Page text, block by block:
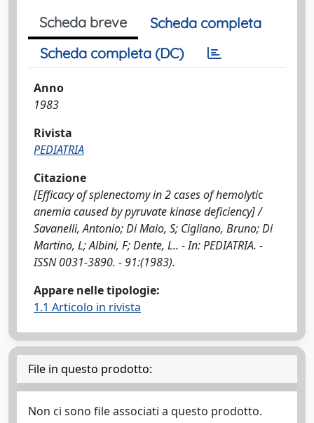
Scheda breve
Scheda completa
Scheda completa (DC)
Anno
1983
Rivista
PEDIATRIA
Citazione
[Efficacy of splenectomy in 2 cases of hemolytic
anemia caused by pyruvate kinase deficiency] /
Savanelli, Antonio; Di Maio, S; Cigliano, Bruno; Di
Martino, L; Albini, F; Dente, L.. - In: PEDIATRIA. -
ISSN 0031-3890. - 91:(1983).
Appare nelle tipologie:
1.1 Articolo in rivista
File in questo prodotto:
Non ci sono file associati a questo prodotto.